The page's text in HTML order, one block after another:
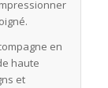
en
haute
et